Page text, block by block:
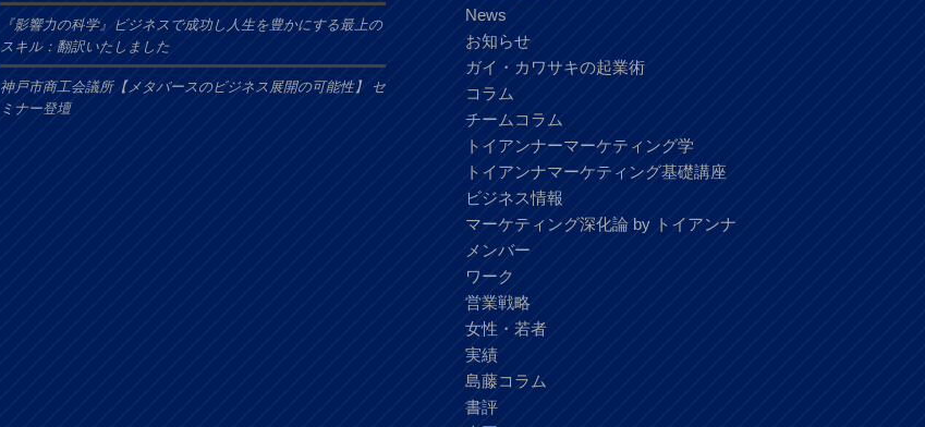
『影響力の科学』ビジネスで成功し人生を豊かにする最上の
スキル：翻訳いたしました
神戸市商工会議所【メタバースのビジネス展開の可能性】 セ
ミナー登壇
News
お知らせ
ガイ・カワサキの起業術
コラム
チームコラム
トイアンナーマーケティング学
トイアンナマーケティング基礎講座
ビジネス情報
マーケティング深化論 by トイアンナ
メンバー
ワーク
営業戦略
女性・若者
実績
島藤コラム
書評